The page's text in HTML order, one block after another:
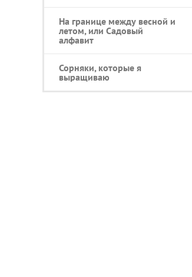
На границе между весной и
летом, или Садовый
алфавит
Сорняки, которые я
выращиваю